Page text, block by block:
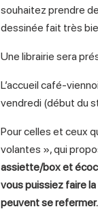
souhaitez prendre
dessinée fait très
Une librairie sera
L’accueil café-
vendredi (début du
Pour celles et ceux
volantes », qui
assiette/box et
vous puissiez faire
peuvent se refermer.